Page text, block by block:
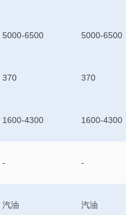
5000-6500 5000-6500
370 370
1600-4300 1600-4300
- -
汽油 汽油